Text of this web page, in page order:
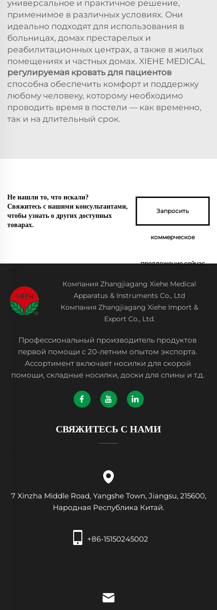
универсальное и практичное решение,
применимое в различных условиях. Они
идеально подходят для использования в
больницах, домах престарелых и
реабилитационных центрах, а также в жилых
помещениях и частных домах. XIEHE MEDICAL
регулируемая кровать для пациентов
способна обеспечить комфорт и поддержку
любому человеку, которому необходимо
проводить время в постели — как временно,
так и на длительный срок.
Не нашли то, что искали?
Свяжитесь с нашими консультантами,
чтобы узнать о других доступных
товарах.
Запросить
коммерческое
предложение сейчас
Компания Zhangjiagang Xiehe Medical
Apparatus & Instruments Co., Ltd
Компания Zhangjiagang Xiehe Import &
Export Co., Ltd.
Профессиональный производитель продуктов
первой помощи с 20-летним опытом экспорта.
Ассортимент включает носилки для скорой
помощи, складные носилки, доски для спины и т.д.
СВЯЖИТЕСЬ С НАМИ
7 Xinzha Middle Road, Yangshe Town, Jiangsu, 215600,
Народная Республика Китай.
+86-15150245002